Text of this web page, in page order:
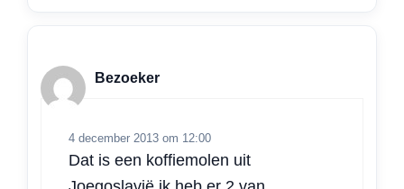
Bezoeker
4 december 2013 om 12:00
Dat is een koffiemolen uit